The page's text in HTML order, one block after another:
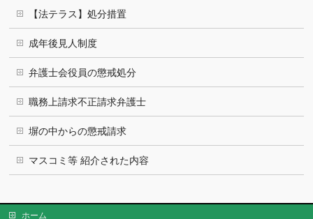
【法テラス】処分措置
成年後見人制度
弁護士会役員の懲戒処分
職務上請求不正請求弁護士
塀の中からの懲戒請求
マスコミ等 紹介された内容
ホーム